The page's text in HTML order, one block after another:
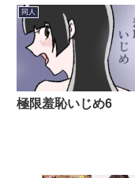
同人
極限羞恥いじめ6